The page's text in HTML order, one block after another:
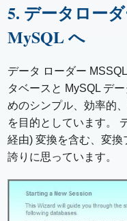
5. データロー
MySQL へ
データ ローダー
タベースと MySQL デ
めのシンプル、効率的
を目的としています。
経由) 変換を含む、変
誇りに思っています。